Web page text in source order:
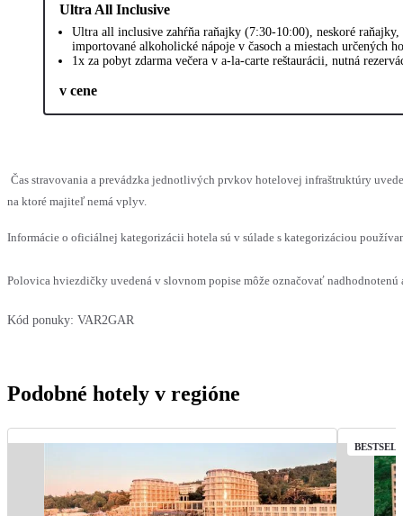
Ultra All Inclusive
Ultra all inclusive zahŕňa raňajky (7:30-10:00), neskoré
importované alkoholické nápoje v časoch a miestach určených
1x za pobyt zdarma večera v a-la-carte reštaurácii, nutná
v cene
Čas stravovania a prevádzka jednotlivých prvkov hotelovej infraštruktúry
na ktoré majiteľ nemá vplyv.
Informácie o oficiálnej kategorizácii hotela sú v súlade s kategorizáciou
Polovica hviezdičky uvedená v slovnom popise môže označovať
Kód ponuky: VAR2GAR
Podobné hotely v regióne